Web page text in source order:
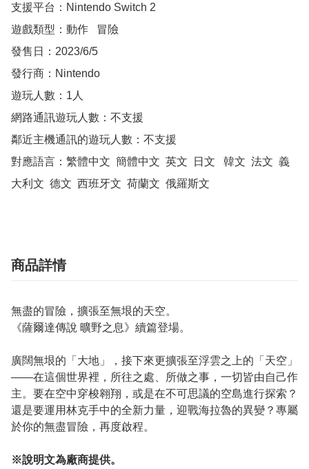
支援平台：Nintendo Switch 2
遊戲類型：動作   冒險
發售日：2023/6/5
發行商：Nintendo
遊玩人數：1人
網路通訊遊玩人數：不支援
鄰近主機通訊的遊玩人數：不支援
對應語言：繁體中文  簡體中文  英文  日文   韓文  法文  義
大利文  德文  西班牙文  荷蘭文  俄羅斯文
商品詳情
無盡的冒險，擴張至無垠的天空。
《薩爾達傳說 曠野之息》續篇登場。
廣闊無垠的「大地」，接下來更擴張至浮雲之上的「天空」
——在這個世界裡，所往之處、所做之事，一切皆由自己作
主。要在空中穿梭翱翔，或是在不可思議的空島進行探索？
還是要運用林克手中的全新力量，迎戰海拉魯的異變？專屬
於你的無盡冒險，再度啟程。
※說明文為廠商提供。